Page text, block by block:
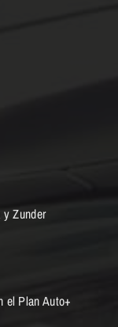
Zunder
el Plan Auto+